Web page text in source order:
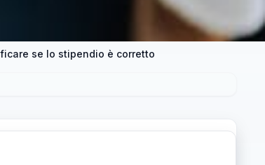
se lo stipendio è corretto